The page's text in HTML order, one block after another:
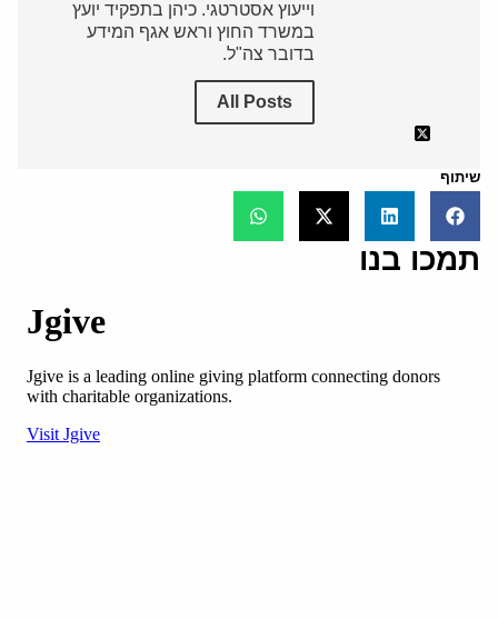
וייעוץ אסטרטגי. כיהן בתפקיד יועץ
במשרד החוץ וראש אגף המידע
בדובר צה"ל.
All Posts
שיתוף
תמכו בנו